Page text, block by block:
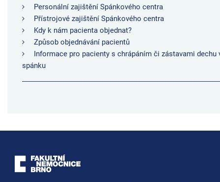
Personální zajištění Spánkového centra
Přístrojové zajištění Spánkového centra
Kdy k nám pacienta objednat?
Způsob objednávání pacientů
Informace pro pacienty s chrápáním či zástavami dechu
spánku